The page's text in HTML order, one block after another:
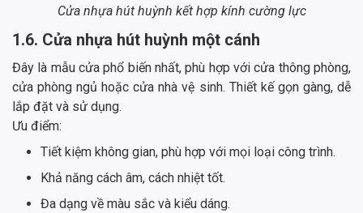
Cửa nhựa hút huỳnh kết hợp kính cường lực
1.6. Cửa nhựa hút huỳnh một cánh
Đây là mẫu cửa phổ biến nhất, phù hợp với cửa thông phòng,
cửa phòng ngủ hoặc cửa nhà vệ sinh. Thiết kế gọn gàng, dễ
lắp đặt và sử dụng.
Ưu điểm:
Tiết kiệm không gian, phù hợp với mọi loại công trình.
Khả năng cách âm, cách nhiệt tốt.
Đa dạng về màu sắc và kiểu dáng.